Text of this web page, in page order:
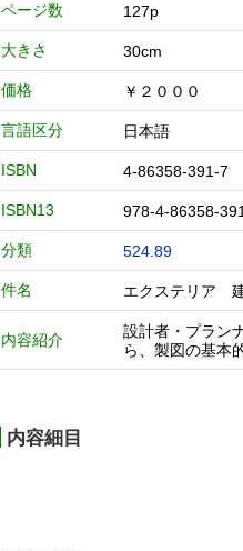
ページ数 127p
大きさ 30cm
価格 ￥２０００
言語区分 日本語
ISBN 4-86358-391-7
ISBN13 978-4-86358-
分類 524.89
件名 エクステリア
内容紹介
設計者・プラン
ら、製図の基本
内容細目